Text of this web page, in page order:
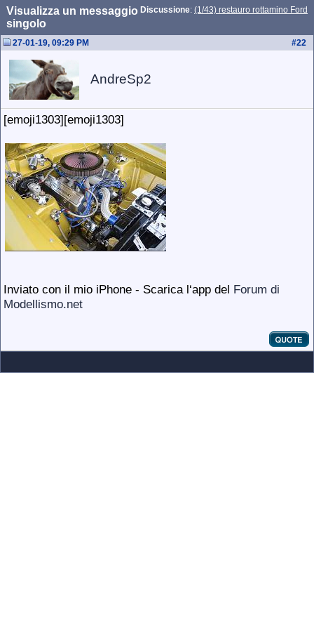
Discussione: (1/43) restauro rottamino Ford
Visualizza un messaggio
singolo
#22
27-01-19, 09:29 PM
AndreSp2
[emoji1303][emoji1303]
Inviato con il mio iPhone - Scarica l‘app del Forum di
Modellismo.net